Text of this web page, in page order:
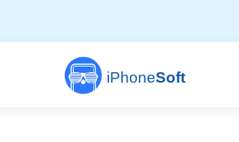
iPhoneSoft